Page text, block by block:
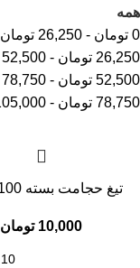
همه
0 تومان -
26,250 تومان
26,250 تومان -
52,500
52,500 تومان -
78,750
78,750 تومان -
تیغ حجامت بسته 100 عددی
10,000 تومان
10